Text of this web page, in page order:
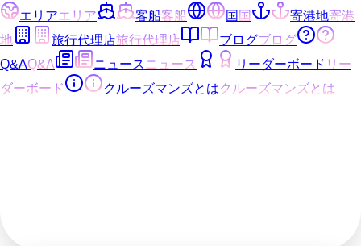
エリアエリア 客船客船 国 国 寄港地寄港
地
旅行代理店旅行代理店 ブログブログ
Q&AQ&A ニュースニュース リーダーボード リー
ダーボード
クルーズマンズとはクルーズマンズとは